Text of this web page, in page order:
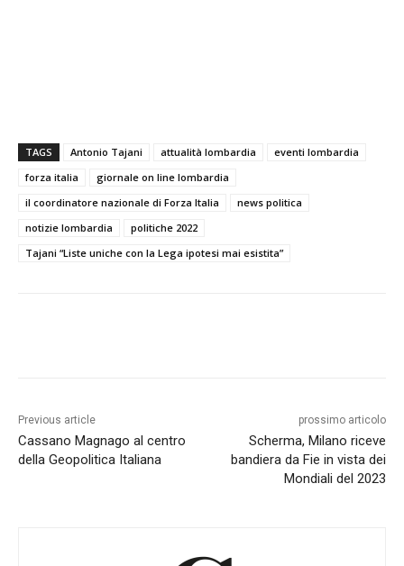
TAGS Antonio Tajani attualità lombardia
eventi lombardia
forza italia
giornale on line lombardia
il coordinatore nazionale di Forza Italia
news politica
notizie lombardia
politiche 2022
Tajani “Liste uniche con la Lega ipotesi mai esistita”
Previous article
Cassano Magnago al centro
della Geopolitica Italiana
prossimo articolo
Scherma, Milano riceve
bandiera da Fie in vista dei
Mondiali del 2023